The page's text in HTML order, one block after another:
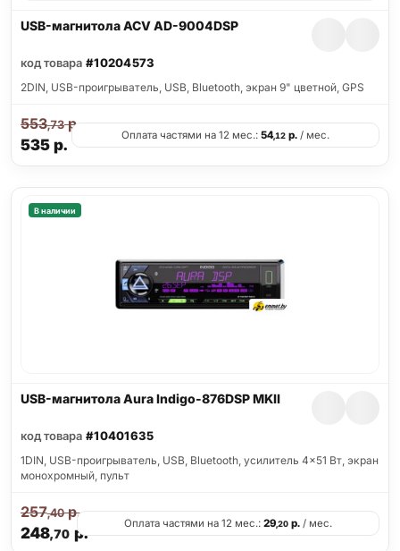
USB-магнитола ACV AD-9004DSP
код товара #10204573
2DIN, USB-проигрыватель, USB, Bluetooth, экран 9" цветной, GPS
535р.
553,73р.
Оплата частями на 12 мес.: 54,12р./ мес.
В наличии
USB-магнитола Aura Indigo-876DSP MKII
код товара #10401635
1DIN, USB-проигрыватель, USB, Bluetooth, усилитель 4x51 Вт, экран
монохромный, пульт
248,70р.
257,40р.
Оплата частями на 12 мес.: 29,20 р. / мес.